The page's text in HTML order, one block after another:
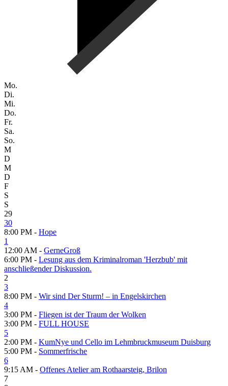
Mo.
Di.
Mi.
Do.
Fr.
Sa.
So.
M
D
M
D
F
S
S
29
30
8:00 PM - Hope
1
12:00 AM - GerneGroß
6:00 PM - Lesung aus dem Kriminalroman 'Herzbub' mit
anschließender Diskussion.
2
3
8:00 PM - Wir sind Der Sturm! – in Engelskirchen
4
3:00 PM - Fliegen ist der Traum der Wolken
3:00 PM - FULL HOUSE
5
2:00 PM - KumNye und Cello im Lehmbruckmuseum Duisburg
5:00 PM - Sommerfrische
6
9:15 AM - Offenes Atelier am Rothaarsteig, Brilon
7